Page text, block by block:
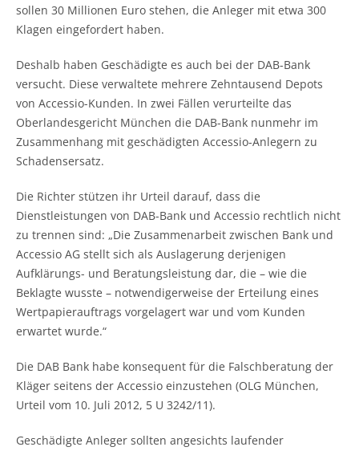
sollen 30 Millionen Euro stehen, die Anleger mit etwa 300
Klagen eingefordert haben.
Deshalb haben Geschädigte es auch bei der DAB-Bank
versucht. Diese verwaltete mehrere Zehntausend Depots
von Accessio-Kunden. In zwei Fällen verurteilte das
Oberlandesgericht München die DAB-Bank nunmehr im
Zusammenhang mit geschädigten Accessio-Anlegern zu
Schadensersatz.
Die Richter stützen ihr Urteil darauf, dass die
Dienstleistungen von DAB-Bank und Accessio rechtlich nicht
zu trennen sind: „Die Zusammenarbeit zwischen Bank und
Accessio AG stellt sich als Auslagerung derjenigen
Aufklärungs- und Beratungsleistung dar, die – wie die
Beklagte wusste – notwendigerweise der Erteilung eines
Wertpapierauftrags vorgelagert war und vom Kunden
erwartet wurde.“
Die DAB Bank habe konsequent für die Falschberatung der
Kläger seitens der Accessio einzustehen (OLG München,
Urteil vom 10. Juli 2012, 5 U 3242/11).
Geschädigte Anleger sollten angesichts laufender